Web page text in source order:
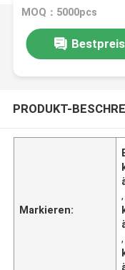
MOQ：5000pcs
Bestpreis
PRODUKT-
Markieren:
,
,